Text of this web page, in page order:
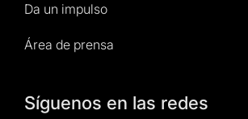
Da un impulso
Área de prensa
Síguenos en las redes